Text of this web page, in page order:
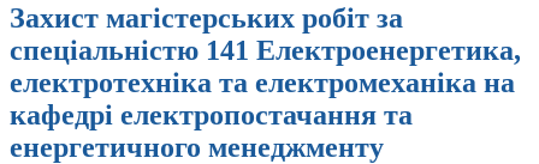
Захист магістерських робіт за
спеціальністю 141 Електроенергетика,
електротехніка та електромеханіка на
кафедрі електропостачання та
енергетичного менеджменту